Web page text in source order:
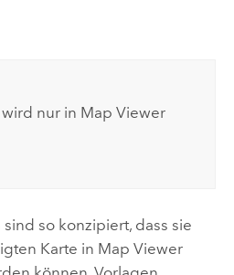
nur in Map Viewer
so konzipiert, dass sie
Karte in Map Viewer